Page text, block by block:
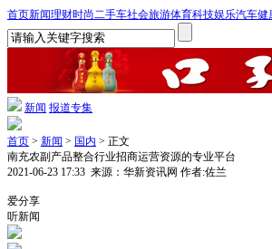
首页新闻理财时尚二手车社会旅游体育科技娱乐汽车健
新闻 报道专集
首页 > 新闻 > 国内 > 正文
南充农副产品整合行业招商运营资源的专业平台
2021-06-23 17:33 来源：华新资讯网 作者:佐兰
爱分享
听新闻